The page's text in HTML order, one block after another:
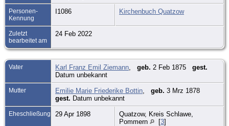
Personen-
Kennung
I1086 Kirchenbuch Quatzow
Zuletzt
bearbeitet am
24 Feb 2022
Vater Karl Franz Emil Ziemann geb. 2 Feb 1875 gest.
Datum unbekannt
Mutter Emilie Marie Friederike Bottin geb. 3 Mrz 1878
gest. Datum unbekannt
Eheschließung 29 Apr 1898
Quatzow, Kreis Schlawe,
Pommern
[3]